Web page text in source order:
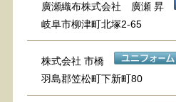
廣瀬織布株式会社 廣瀬 昇
岐阜市柳津町北塚2-65
株式会社 市橋
羽島郡笠松町下新町80